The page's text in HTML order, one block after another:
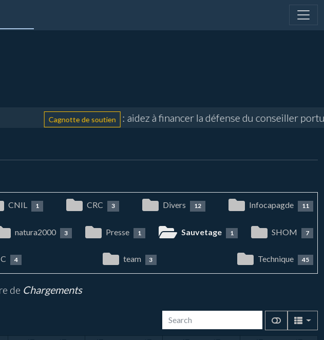
Cagnotte de soutien : aidez à financer la défense du conseiller
CNIL 1 CRC 3 Divers 12 Infocapagde 11
natura2000 3 Presse 1 Sauvetage 1 SHOM 7
4 team 3 Technique 45
de Chargements